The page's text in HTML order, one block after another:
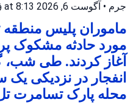
جرم • آگوست 6, 2026 at 8:13 ق.ظ
ماموران پلیس منطقه
مورد حادثه مشکوک
آغاز کردند. طی شب،
انفجار در نزدیکی
محله پارک تسامرت